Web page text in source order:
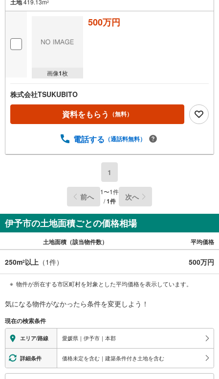
土地 2
画像1枚
500万円
株式会社TSUKUBITO
資料をもらう （無料）
電話する （通話料無料）
1
前へ 1〜1件
/1件 次へ
伊予市の土地面積ごとの価格相場
土地面積（該当物件数） 平均価格
250m2以上 （1件） 500万円
物件が所在する市区町村を対象とした平均価格を表示しています。
気になる物件がなかったら条件を変更しよう！
現在の検索条件
エリア/路線 愛媛県｜伊予市｜本郡
詳細条件 価格未定を含む｜建築条件付き土地を含む